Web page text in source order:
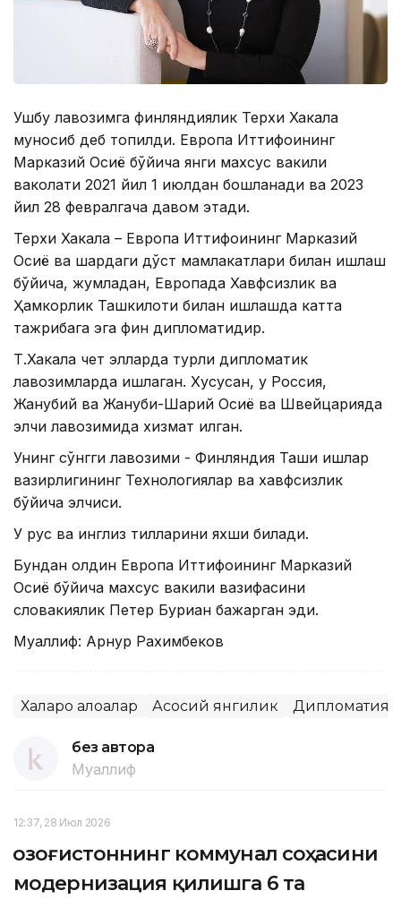
Ушбу лавозимга финляндиялик Терхи Хакала
муносиб деб топилди. Европа Иттифоқининг
Марказий Осиё бўйича янги махсус вакили
ваколати 2021 йил 1 июлдан бошланади ва 2023
йил 28 февралгача давом этади.
Терхи Хакала – Европа Иттифоқининг Марказий
Осиё ва шарқдаги дўст мамлакатлари билан ишлаш
бўйича, жумладан, Европада Хавфсизлик ва
Ҳамкорлик Ташкилоти билан ишлашда катта
тажрибага эга фин дипломатидир.
Т.Хакала чет элларда турли дипломатик
лавозимларда ишлаган. Хусусан, у Россия,
Жанубий ва Жануби-Шарқий Осиё ва Швейцарияда
элчи лавозимида хизмат қилган.
Унинг сўнгги лавозими - Финляндия Ташқи ишлар
вазирлигининг Технологиялар ва хавфсизлик
бўйича элчиси.
У рус ва инглиз тилларини яхши билади.
Бундан олдин Европа Иттифоқининг Марказий
Осиё бўйича махсус вакили вазифасини
словакиялик Петер Буриан бажарган эди.
Муаллиф: Арнур Рахимбеков
Халқаро алоқалар Асосий янгилик Дипломатия
без автора
Муаллиф
12:37, 28 Июл 2026
Қозоғистоннинг коммунал соҳасини
модернизация қилишга 6 та